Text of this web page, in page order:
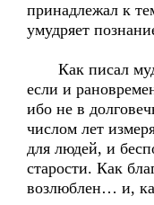
принадлежал к
умудряет
Как писал
если и
ибо не в
числом лет
для людей, и
старости. Как
возлюблен… и,